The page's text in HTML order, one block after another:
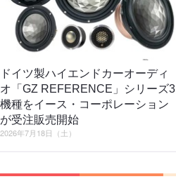
ドイツ製ハイエンドカーオーディ
オ「GZ REFERENCE」シリーズ3
機種をイース・コーポレーション
が受注販売開始
2026年7月18日（土）